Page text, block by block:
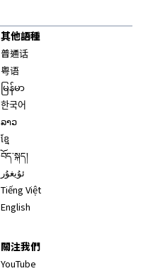
其他語種
普通话
粤语
မြန်မာ
한국어
ລາວ
ខ្មែ
བོད་སྐད།
ئۇيغۇر
Tiếng Việt
English
關注我們
YouTube